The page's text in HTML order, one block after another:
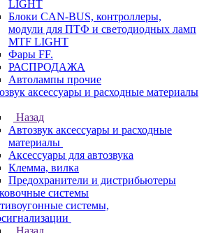
LIGHT
Блоки CAN-BUS, контроллеры,
модули для ПТФ и светодиодных ламп
MTF LIGHT
Фары FF.
РАСПРОДАЖА
Автолампы прочие
аксессуары и расходные материалы
Назад
Автозвук аксессуары и расходные
материалы
Аксессуары для автозвука
Клемма, вилка
Предохранители и дистрибьютеры
системы
системы,
Назад